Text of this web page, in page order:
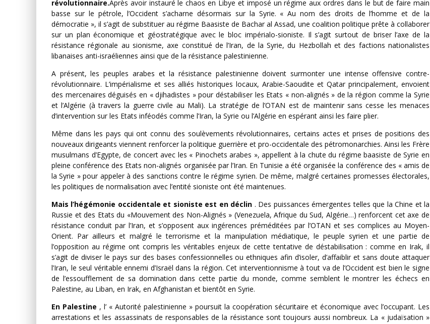
révolutionnaire.Après avoir instauré le chaos en Libye et imposé un régime aux ordres dans le but de faire main
basse sur le pétrole, l’Occident s’acharne désormais sur la Syrie. « Au nom des droits de l’homme et de la
démocratie », il s’agit de substituer au régime Baasiste de Bachar al Assad, une coalition politique prête à collaborer
sur un plan économique et géostratégique avec le bloc impérialo-sioniste. Il s’agit surtout de briser l’axe de la
résistance régionale au sionisme, axe constitué de l’Iran, de la Syrie, du Hezbollah et des factions nationalistes
libanaises anti-israéliennes ainsi que de la résistance palestinienne.
A présent, les peuples arabes et la résistance palestinienne doivent surmonter une intense offensive contre-
révolutionnaire. L’impérialisme et ses alliés historiques locaux, Arabie-Saoudite et Qatar principalement, envoient
des mercenaires déguisés en « djihadistes » pour déstabiliser les Etats « non-alignés » de la région comme la Syrie
et l’Algérie (à travers la guerre civile au Mali). La stratégie de l’OTAN est de maintenir sans cesse les menaces
d’intervention sur les Etats inféodés comme l’Iran, la Syrie ou l’Algérie en espérant ainsi les faire plier.
Même dans les pays qui ont connu des soulèvements révolutionnaires, certains actes et prises de positions des
nouveaux dirigeants viennent renforcer la politique guerrière et pro-occidentale des pétromonarchies. Ainsi les Frère
musulmans d’Egypte, de concert avec les « Pinochets arabes », appellent à la chute du régime baasiste de Syrie en
pleine conférence des Etats non-alignés organisée par l’Iran. En Tunisie a été organisée la conférence des « amis de
la Syrie » pour appeler à des sanctions contre le régime syrien. De même, malgré certaines promesses électorales,
les politiques de normalisation avec l’entité sioniste ont été maintenues.
Mais l’hégémonie occidentale et sioniste est en déclin . Des puissances émergentes telles que la Chine et la
Russie et des Etats du «Mouvement des Non-Alignés » (Venezuela, Afrique du Sud, Algérie…) renforcent cet axe de
résistance conduit par l’Iran, et s’opposent aux ingérences préméditées par l’OTAN et ses complices au Moyen-
Orient. Par ailleurs et malgré le terrorisme et la manipulation médiatique, le peuple syrien et une partie de
l’opposition au régime ont compris les véritables enjeux de cette tentative de déstabilisation : comme en Irak, il
s’agit de diviser le pays sur des bases confessionnelles ou ethniques afin d’isoler, d’affaiblir et sans doute attaquer
l’Iran, le seul véritable ennemi d’Israël dans la région. Cet interventionnisme à tout va de l’Occident est bien le signe
de l’essoufflement de sa domination dans cette partie du monde, comme semblent le montrer les échecs en
Palestine, au Liban, en Irak, en Afghanistan et bientôt en Syrie.
En Palestine , l’ « Autorité palestinienne » poursuit la coopération sécuritaire et économique avec l’occupant. Les
arrestations et les assassinats de responsables de la résistance sont toujours aussi nombreux. La « judaïsation »
Comité Action Palestine 3 juillet 2026